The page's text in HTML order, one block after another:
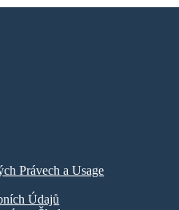
Právech a Usage
Údajů